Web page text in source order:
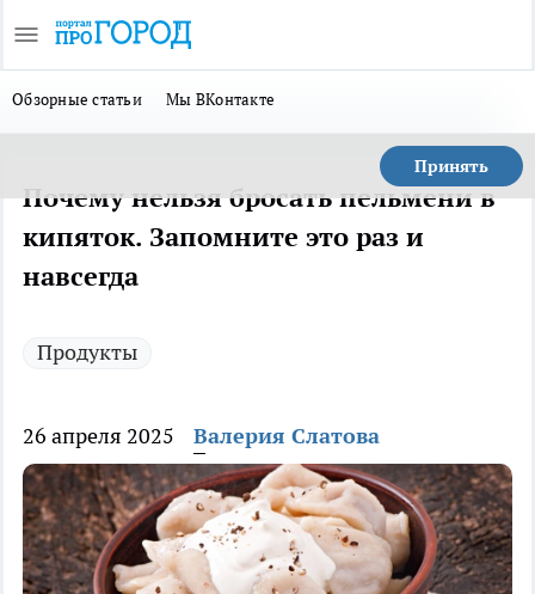
Обзорные статьи Мы ВКонтакте
Принять
Почему нельзя бросать пельмени в
кипяток. Запомните это раз и
навсегда
Продукты
26 апреля 2025 Валерия Слатова